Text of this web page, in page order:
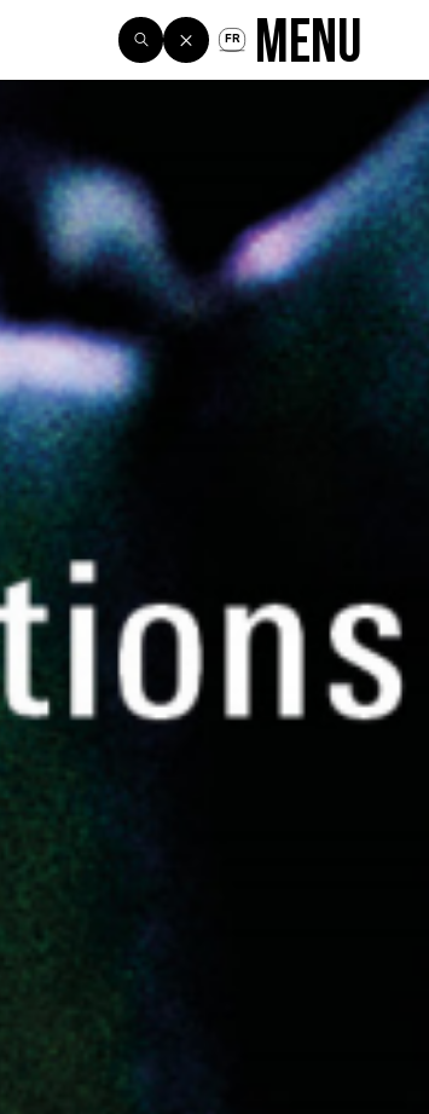
FR Menu